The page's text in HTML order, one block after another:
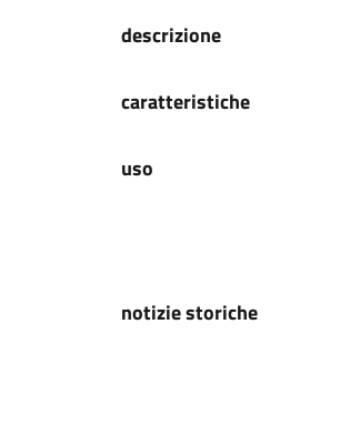
descrizione
caratteristiche
uso
notizie storiche